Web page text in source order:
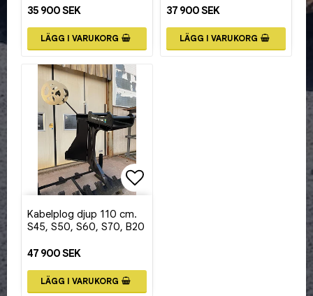
35 900 SEK
LÄGG I VARUKORG
37 900 SEK
LÄGG I VARUKORG
Lägg till i favoritlistan
Kabelplog djup 110 cm.
S45, S50, S60, S70, B20
47 900 SEK
LÄGG I VARUKORG